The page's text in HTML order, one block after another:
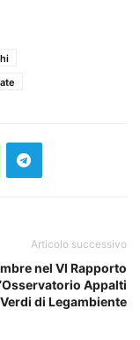
Articolo successivo
nel VI Rapporto
Appalti
Verdi di Legambiente